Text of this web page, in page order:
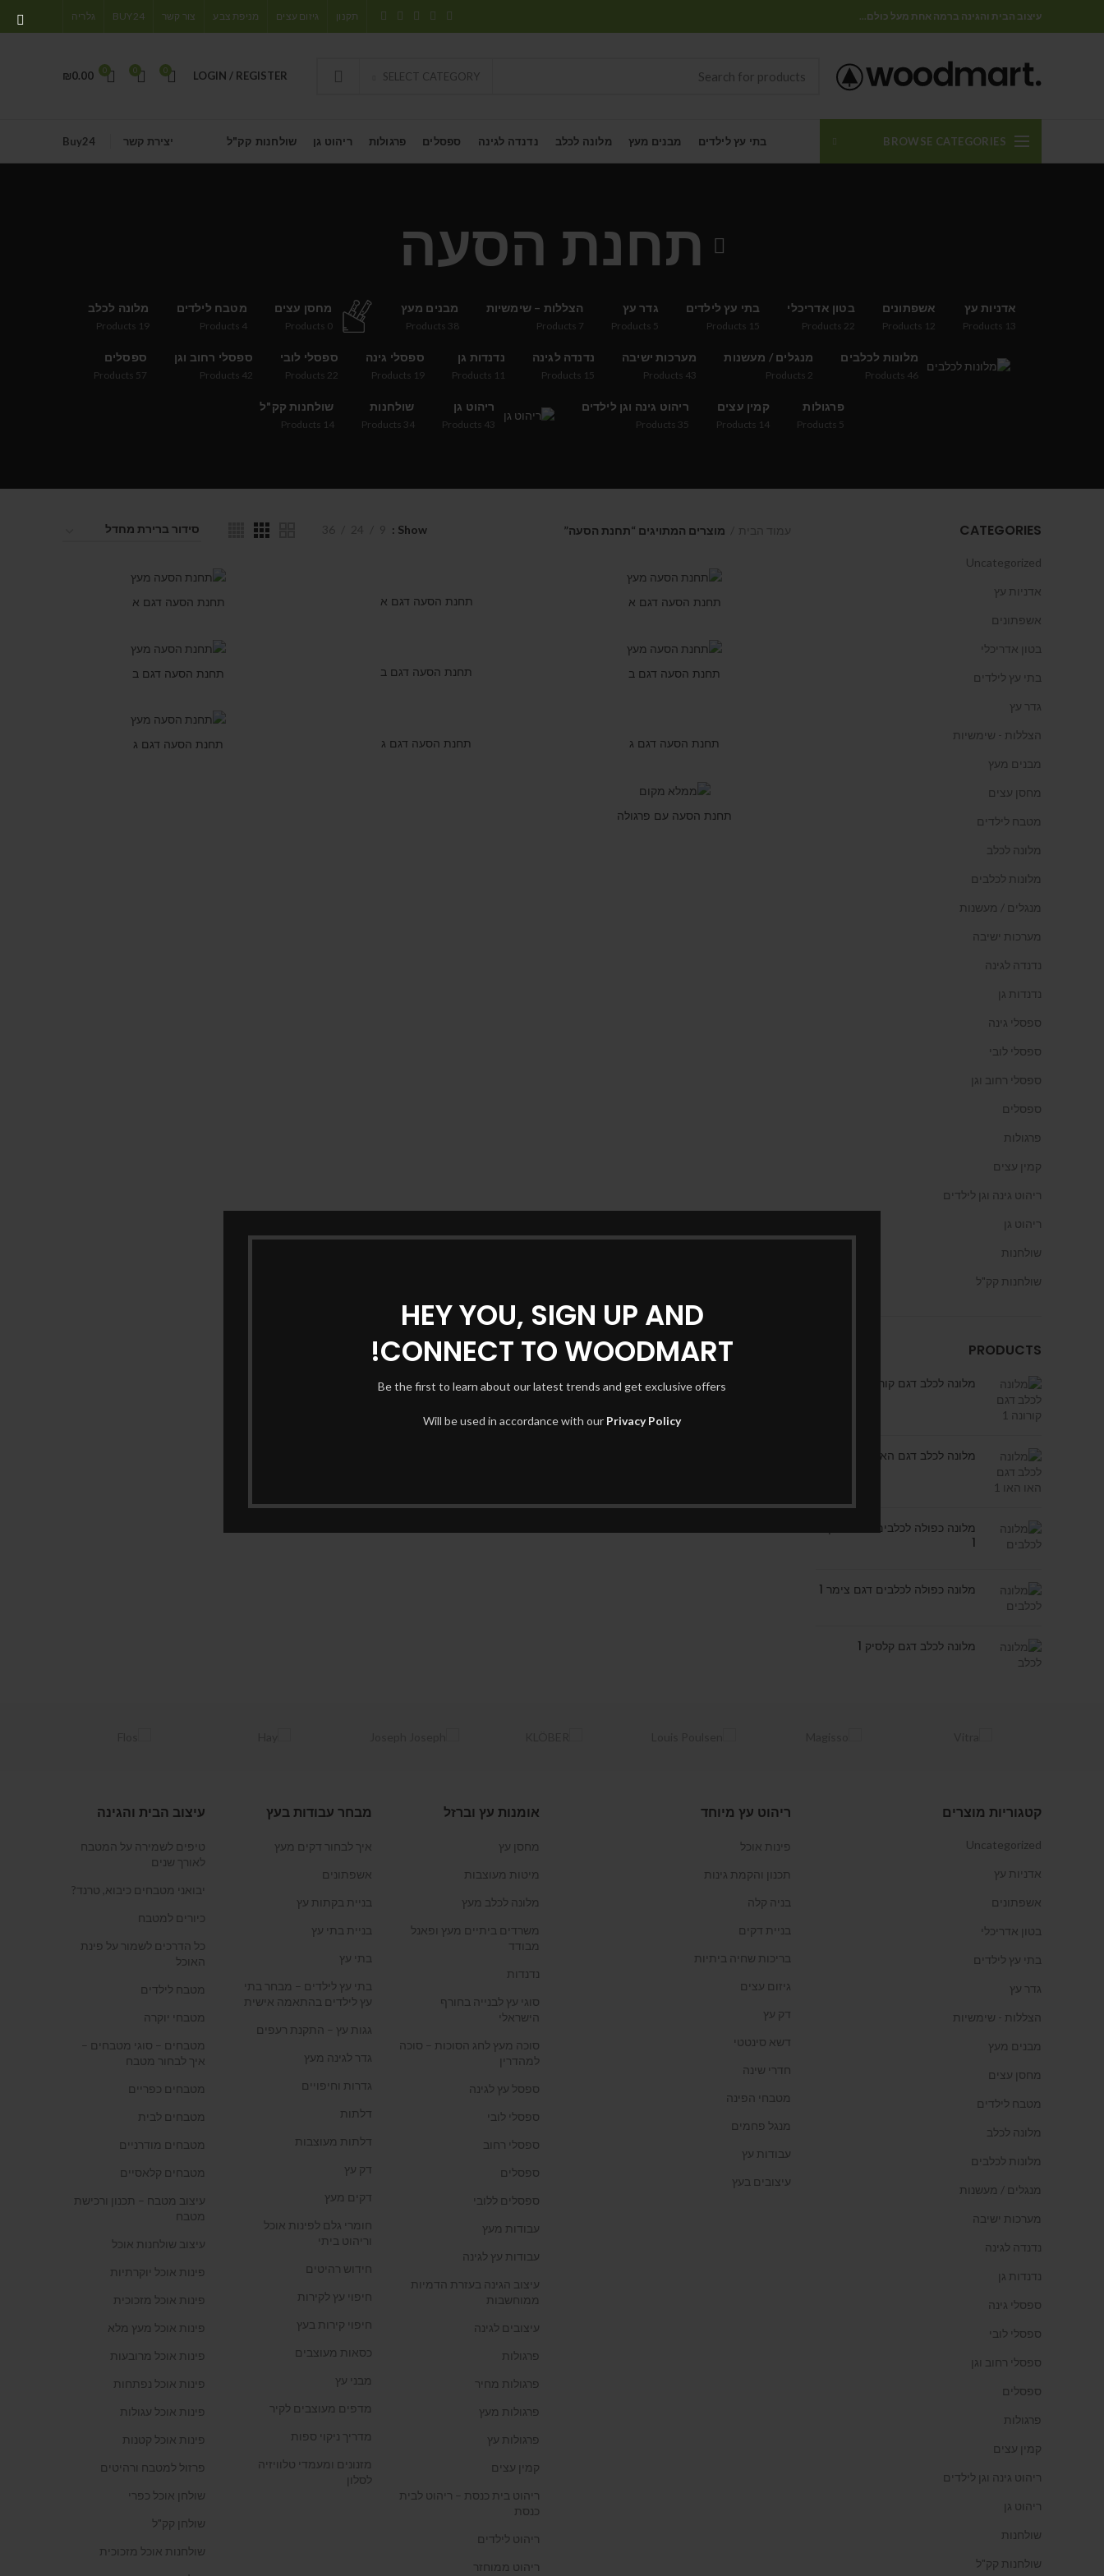
HEY YOU, SIGN UP AND
CONNECT TO WOODMART!
Be the first to learn about our latest trends and get exclusive offers
Will be used in accordance with our Privacy Policy
עיצוב הבית והגינה ברמה אחת מעל כולם... תקנון גיזום עצים מניפת צבע צור קשר BUY24 גלריה
SELECT CATEGORY
LOGIN / REGISTER
0
0
0
₪0.00
BROWSE CATEGORIES בתי עץ לילדים מבנים מעץ מלונה לכלב נדנדה לגינה ספסלים פרגולות ריהוט גן שולחנות קק"ל יצירת קשר Buy24
תחנת הסעה
אדניות עץ
13
Products
אשפתונים
12
Products
בטון אדריכלי
22
Products
בתי עץ לילדים
15
Products
גדר עץ
5
Products
הצללות – שימשיות
7
Products
מבנים מעץ
38
Products
מחסן עצים
0
Products
מטבח לילדים
4
Products
מלונה לכלב
19
Products
מלונות לכלבים
46
Products
מנגלים / מעשנות
2
Products
מערכות ישיבה
43
Products
נדנדה לגינה
15
Products
נדנדות גן
11
Products
ספסלי גינה
19
Products
ספסלי לובי
22
Products
ספסלי רחוב וגן
42
Products
ספסלים
57
Products
פרגולות
5
Products
קמין עצים
14
Products
ריהוט גינה וגן לילדים
35
Products
ריהוט גן
43
Products
שולחנות
34
Products
שולחנות קק"ל
14
Products
CATEGORIES
Uncategorized
אדניות עץ
אשפתונים
בטון אדריכלי
בתי עץ לילדים
גדר עץ
הצללות - שימשיות
מבנים מעץ
מחסן עצים
מטבח לילדים
מלונה לכלב
מלונות לכלבים
מנגלים / מעשנות
מערכות ישיבה
נדנדה לגינה
נדנדות גן
ספסלי גינה
ספסלי לובי
ספסלי רחוב וגן
ספסלים
פרגולות
קמין עצים
ריהוט גינה וגן לילדים
ריהוט גן
שולחנות
שולחנות קק"ל
PRODUCTS
מלונה לכלב דגם קורונה 1
מלונה לכלב דגם האו האו 1
מלונה כפולה לכלבים דגם בריקס
1
מלונה כפולה לכלבים דגם צימר 1
מלונה לכלב דגם קלסיק 1
מוצרים המתויגים “תחנת הסעה” Show
תחנת הסעה דגם א תחנת הסעה דגם א תחנת הסעה דגם א
תחנת הסעה דגם ב תחנת הסעה דגם ב תחנת הסעה דגם ב
תחנת הסעה דגם ג תחנת הסעה דגם ג תחנת הסעה דגם ג
תחנת הסעה עם פרגולה
קטגוריות מוצרים
Uncategorized
אדניות עץ
אשפתונים
בטון אדריכלי
בתי עץ לילדים
גדר עץ
הצללות - שימשיות
מבנים מעץ
מחסן עצים
מטבח לילדים
מלונה לכלב
מלונות לכלבים
מנגלים / מעשנות
מערכות ישיבה
נדנדה לגינה
נדנדות גן
ספסלי גינה
ספסלי לובי
ספסלי רחוב וגן
ספסלים
פרגולות
קמין עצים
ריהוט גינה וגן לילדים
ריהוט גן
שולחנות
שולחנות קק"ל
ריהוט עץ מיוחד
פינות אוכל
תכנון והקמת גינות
בניה קלה
בניית דקים
בריכות שחיה ביתיות
גיזום עצים
דק עץ
דשא סינטטי
חדרי שינה
מטבחי הפינה
מנגל פחמים
עבודות עץ
עיצובים בעץ
אומנות עץ וברזל
מחסן עץ
מיטות מעוצבות
מלונה לכלב מעץ
משרדים ביתיים מעץ ופאנל
מבודד
נדנדות
סוגי עץ לבנייה בחורף
הישראלי
סוכה מעץ לחג הסוכות – סוכה
למהדרין
ספסל עץ לגינה
ספסלי לובי
ספסלי רחוב
ספסלים
ספסלים ללובי
עבודות מעץ
עבודות עץ לגינה
עיצוב הגינה בעזרת הדמיות
ממוחשבות
עיצובים לגינה
פרגולות
פרגולות מחיר
פרגולות מעץ
פרגולות עץ
קמין עצים
ריהוט בית כנסת – ריהוט לבית
כנסת
ריהוט לילדים
ריהוט ממוחזר
מבחר עבודות בעץ
איך לבחור דקים מעץ
אשפתונים
בניית בקתות עץ
בניית בתי עץ
בתי עץ
בתי עץ לילדים – מבחר בתי
עץ לילדים בהתאמה אישית
גגות עץ – התקנת רעפים
גדר לגינה מעץ
גדרות וחיפויים
דלתות
דלתות מעוצבות
דק עץ
דקים מעץ
חומרי גלם לפינות אוכל
וריהוט ביתי
חידוש רהיטים
חיפוי עץ לקירות
חיפוי קירות בעץ
כסאות מעוצבים
מבני עץ
מדפים מעוצבים לקיר
מדריך ניקוי ספות
מזנונים ומעמדי טלוויזיה
לסלון
עיצוב הבית והגינה
טיפים לשמירה על המטבח
לאורך שנים
יבואני מטבחים כיבוא, טרנד?
כיורים למטבח
כל הדרכים לשמור על פינת
האוכל
מטבח לילדים
מטבחי יוקרה
מטבחים – סוגי מטבחים –
איך לבחור מטבח
מטבחים כפריים
מטבחים לבית
מטבחים מודרניים
מטבחים קלאסיים
עיצוב מטבח – תכנון ורכישת
מטבח
עיצוב שולחנות אוכל
פינות אוכל יוקרתיות
פינות אוכל מזכוכית
פינות אוכל מעץ מלא
פינות אוכל מרובעות
פינות אוכל נפתחות
פינות אוכל עגולות
פינות אוכל קטנות
פרזול למטבח ורהיטים
שולחן אוכל כפרי
שולחן קק"ל
שולחנות אוכל מזכוכית